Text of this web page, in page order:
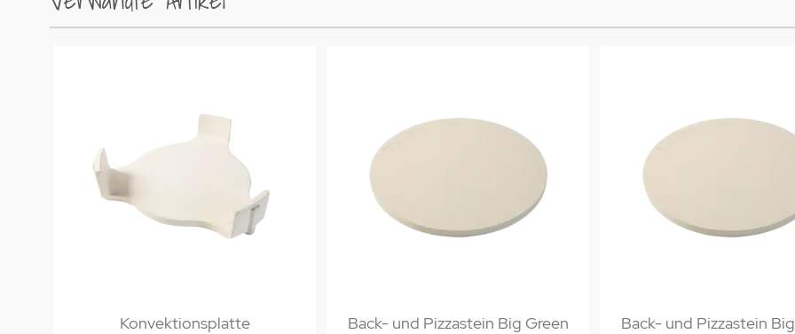
Konvektionsplatte
Back- und Pizzastein Big Green
Back- und Pizzastein